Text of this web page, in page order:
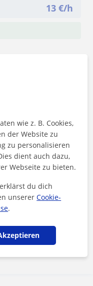
13€/h
stimmen Sie unserem
wie z. B. Cookies,
der Website zu
zu personalisieren
dient auch dazu,
Webseite zu bieten.
du dich
unsererCookie-
.